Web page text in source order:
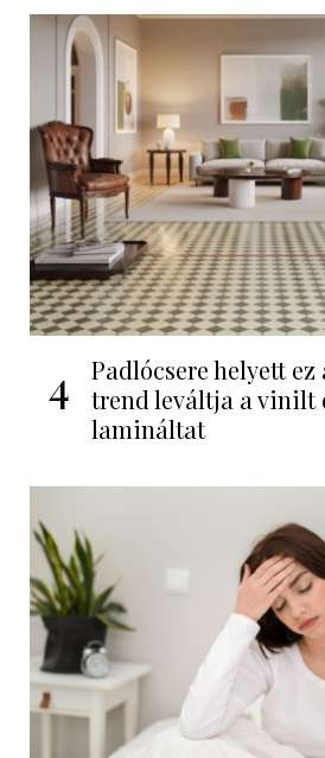
4
Padlócsere helyett ez
trend leváltja a vinilt
lamináltat